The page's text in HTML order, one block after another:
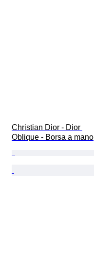
Christian Dior - Dior
Oblique - Borsa a mano